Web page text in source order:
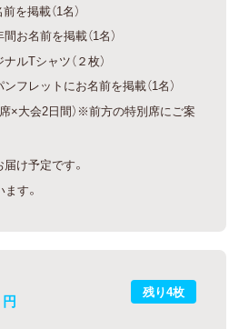
を掲載（1名）
お名前を掲載（1名）
ルTシャツ（２枚）
フレットにお名前を掲載（1名）
×大会2日間）※前方の特別席にご案
け予定です。
す。
残り4枚
円